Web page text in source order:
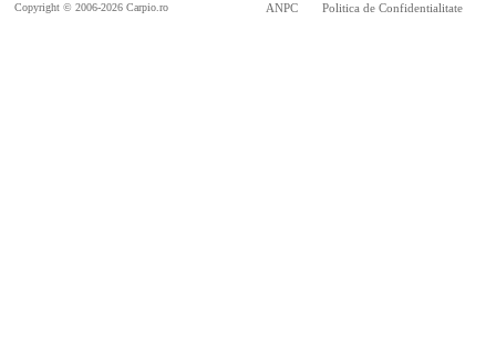
Copyright © 2006-2026 Carpio.ro ANPC Politica de Confidentialitate